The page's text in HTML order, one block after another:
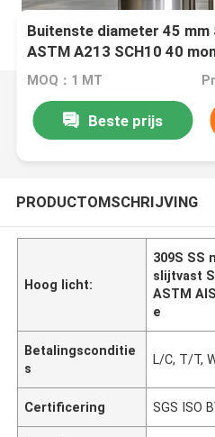
Buitenste diameter 45 mm
ASTM A213 SCH10 40
MOQ：1 MT
Beste prijs
PRODUCTOMSCHRIJVING
Hoog licht:
309S SS
slijtvast
ASTM
e
Betalingsconditie
s
L/C, T/T,
Certificering SGS ISO